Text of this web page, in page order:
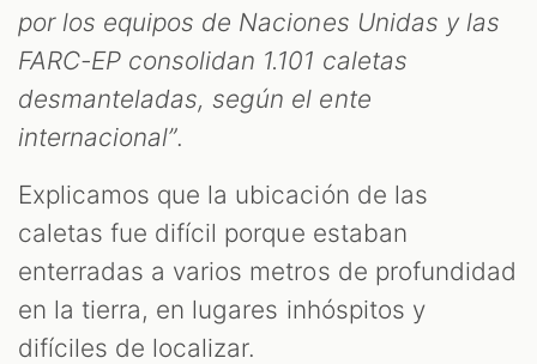
por los equipos de Naciones Unidas y las
FARC-EP consolidan 1.101 caletas
desmanteladas, según el ente
internacional”.
Explicamos que la ubicación de las
caletas fue difícil porque estaban
enterradas a varios metros de profundidad
en la tierra, en lugares inhóspitos y
difíciles de localizar.